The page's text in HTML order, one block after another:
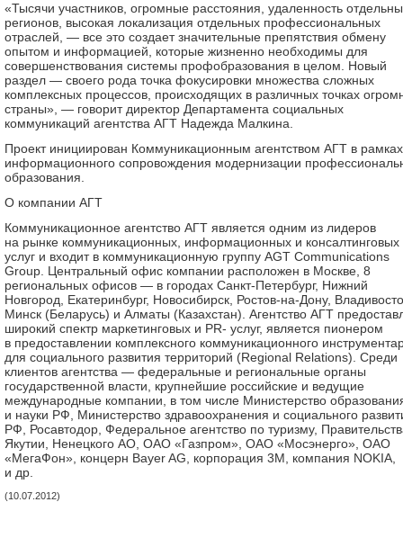
«Тысячи участников, огромные расстояния, удаленность
регионов, высокая локализация отдельных профессиональных
отраслей, — все это создает значительные препятствия обмену
опытом и информацией, которые жизненно необходимы для
совершенствования системы профобразования в целом. Новый
раздел — своего рода точка фокусировки множества сложных
комплексных процессов, происходящих в различных точках
страны», — говорит директор Департамента социальных
коммуникаций агентства АГТ Надежда Малкина.
Проект инициирован Коммуникационным агентством АГТ в рамках
информационного сопровождения модернизации
образования.
О компании АГТ
Коммуникационное агентство АГТ является одним из лидеров
на рынке коммуникационных, информационных и консалтинговых
услуг и входит в коммуникационную группу AGT Communications
Group. Центральный офис компании расположен в Москве, 8
региональных офисов — в городах Санкт-Петербург, Нижний
Новгород, Екатеринбург, Новосибирск, Ростов-на-Дону,
Минск (Беларусь) и Алматы (Казахстан). Агентство АГТ
широкий спектр маркетинговых и PR- услуг, является пионером
в предоставлении комплексного коммуникационного
для социального развития территорий (Regional Relations). Среди
клиентов агентства — федеральные и региональные органы
государственной власти, крупнейшие российские и ведущие
международные компании, в том числе Министерство
и науки РФ, Министерство здравоохранения и социального
РФ, Росавтодор, Федеральное агентство по туризму,
Якутии, Ненецкого АО, ОАО «Газпром», ОАО «Мосэнерго», ОАО
«МегаФон», концерн Bayer AG, корпорация 3M, компания NOKIA,
и др.
(10.07.2012)